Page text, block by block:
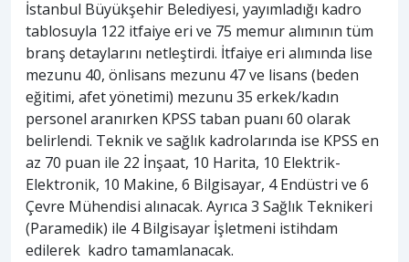
İstanbul Büyükşehir Belediyesi, yayımladığı kadro
tablosuyla 122 itfaiye eri ve 75 memur alımının tüm
branş detaylarını netleştirdi. İtfaiye eri alımında lise
mezunu 40, önlisans mezunu 47 ve lisans (beden
eğitimi, afet yönetimi) mezunu 35 erkek/kadın
personel aranırken KPSS taban puanı 60 olarak
belirlendi. Teknik ve sağlık kadrolarında ise KPSS en
az 70 puan ile 22 İnşaat, 10 Harita, 10 Elektrik-
Elektronik, 10 Makine, 6 Bilgisayar, 4 Endüstri ve 6
Çevre Mühendisi alınacak. Ayrıca 3 Sağlık Teknikeri
(Paramedik) ile 4 Bilgisayar İşletmeni istihdam
edilerek kadro tamamlanacak.